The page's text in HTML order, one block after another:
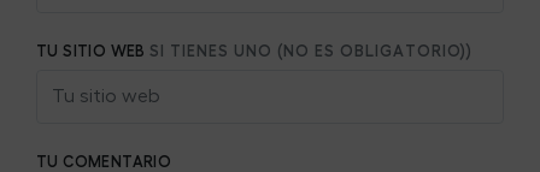
TU SITIO WEB SI TIENES UNO (NO ES OBLIGATORIO))
TU COMENTARIO